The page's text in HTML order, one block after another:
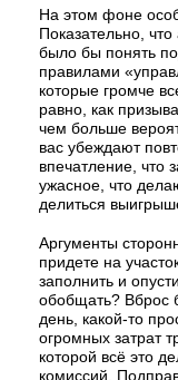
На этом фоне
Показательно,
было бы понять
правилами
которые громче
равно, как
чем больше
вас убеждают
впечатление, что
ужасное, что
делиться
Аргументы
придете на
заполнить и
обобщать? Вброс
день, какой-то
огромных затрат
которой всё это
комиссий.